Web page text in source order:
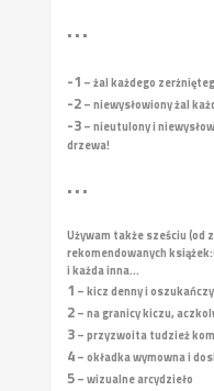
• • •
-1 – żal każdego
-2– niewysłowiony żal
-3– nieutulony i
drzewa!
• • •
Używam także sześciu (od
rekomendowanych książek:
i każda inna...
1 – kicz denny i
2– na granicy kiczu,
3– przyzwoita tudzież
4– okładka wymowna i
5– wizualne arcydzieło